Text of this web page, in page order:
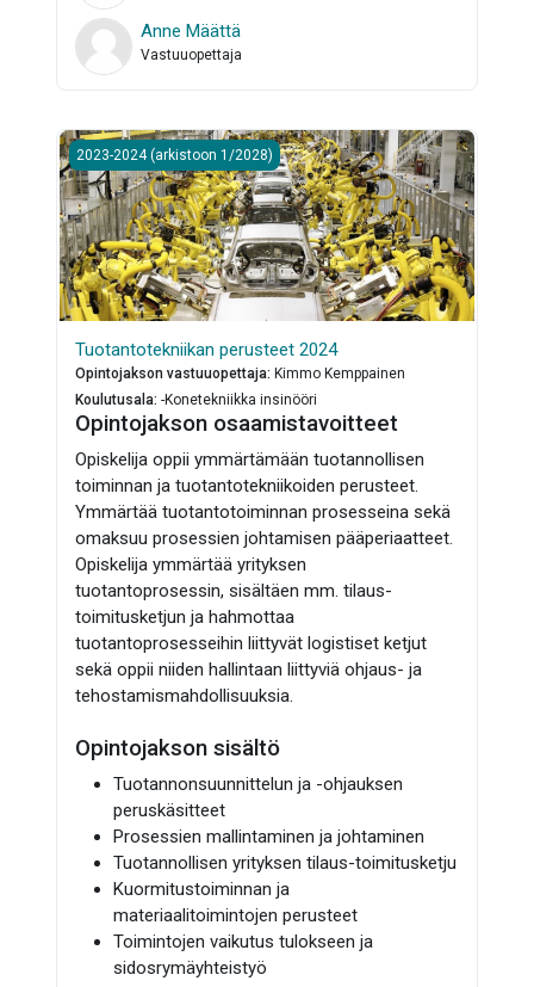
Anne Määttä
Vastuuopettaja
Tuotantotekniikan perusteet 2024
2023-2024 (arkistoon 1/2028)
Tuotantotekniikan perusteet 2024
Opintojakson vastuuopettaja: Kimmo Kemppainen
Koulutusala:-Konetekniikka insinööri
Opintojakson osaamistavoitteet
Opiskelija oppii ymmärtämään tuotannollisen
toiminnan ja tuotantotekniikoiden perusteet.
Ymmärtää tuotantotoiminnan prosesseina sekä
omaksuu prosessien johtamisen pääperiaatteet.
Opiskelija ymmärtää yrityksen
tuotantoprosessin, sisältäen mm. tilaus-
toimitusketjun ja hahmottaa
tuotantoprosesseihin liittyvät logistiset ketjut
sekä oppii niiden hallintaan liittyviä ohjaus- ja
tehostamismahdollisuuksia.
Opintojakson sisältö
Tuotannonsuunnittelun ja -ohjauksen
peruskäsitteet
Prosessien mallintaminen ja johtaminen
Tuotannollisen yrityksen tilaus-toimitusketju
Kuormitustoiminnan ja
materiaalitoimintojen perusteet
Toimintojen vaikutus tulokseen ja
sidosrymäyhteistyö